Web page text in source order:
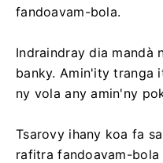
fandoavam-bola.
Indraindray dia mandà
banky. Amin'ity tranga
ny vola any amin'ny
Tsarovy ihany koa fa
rafitra fandoavam-bola